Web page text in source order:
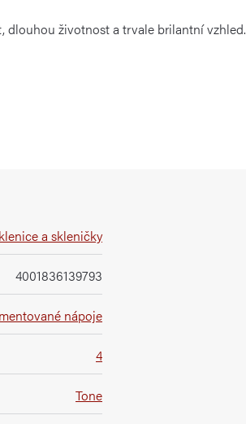
dlouhou životnost a trvale brilantní vzhled.
a skleničky
4001836139793
nápoje
4
Tone